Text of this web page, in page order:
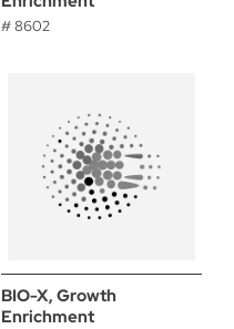
# 8602
BIO-X, Growth
Enrichment